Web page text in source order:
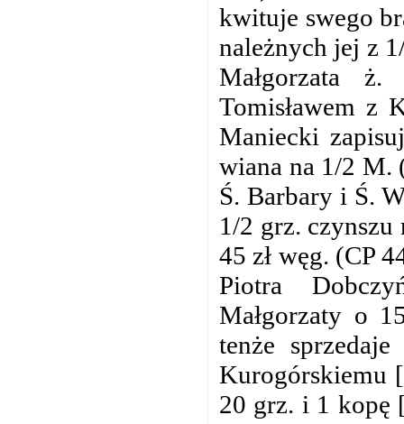
kwituje swego
należnych jej z
Małgorzata
Tomisławem z
Maniecki
wiana na 1/2 M.
Ś. Barbary i Ś.
1/2 grz. czynszu
45 zł węg. (CP
Piotra
Małgorzaty o
tenże
Kurogórskiemu
20 grz. i 1 kopę